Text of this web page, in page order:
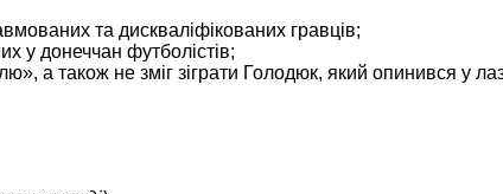
та дискваліфікованих гравців;
у донеччан футболістів;
а також не зміг зіграти Голодюк, який опинився у